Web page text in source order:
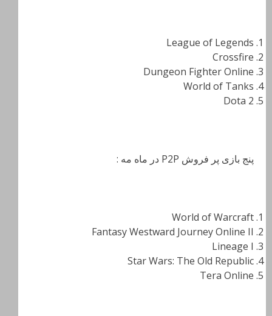
League of Legends
Crossfire
Dungeon Fighter Online
World of Tanks
Dota 2
پنج بازی پر فروش P2P در ماه مه :
World of Warcraft
Fantasy Westward Journey Online II
Lineage I
Star Wars: The Old Republic
Tera Online